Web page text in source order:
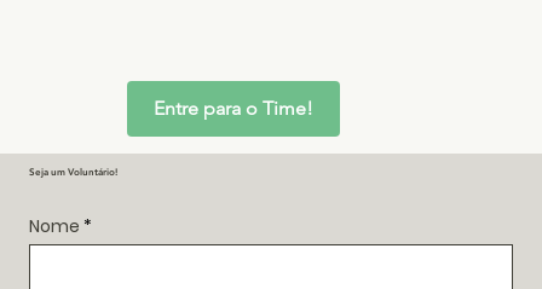
Entre para o Time!
Seja um Voluntário!
Nome